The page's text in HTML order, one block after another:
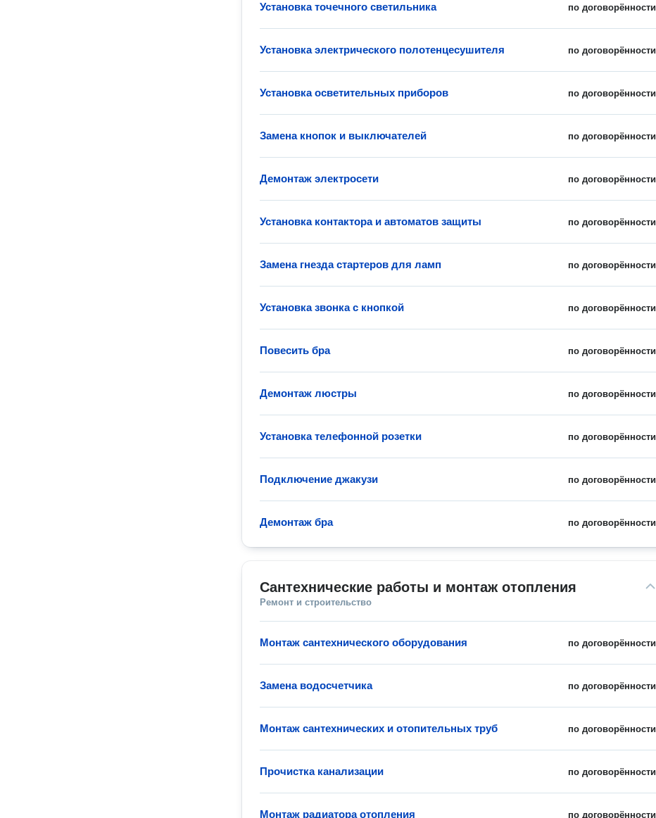
по договорённости
Установка точечного светильника
по договорённости
Установка электрического полотенцесушителя
по договорённости
Установка осветительных приборов
по договорённости
Замена кнопок и выключателей
по договорённости
Демонтаж электросети
по договорённости
Установка контактора и автоматов защиты
по договорённости
Замена гнезда стартеров для ламп
по договорённости
Установка звонка с кнопкой
по договорённости
Повесить бра
по договорённости
Демонтаж люстры
по договорённости
Установка телефонной розетки
по договорённости
Подключение джакузи
по договорённости
Демонтаж бра
Сантехнические работы и монтаж отопления
Ремонт и строительство
по договорённости
Монтаж сантехнического оборудования
по договорённости
Замена водосчетчика
по договорённости
Монтаж сантехнических и отопительных труб
по договорённости
Прочистка канализации
по договорённости
Монтаж радиатора отопления